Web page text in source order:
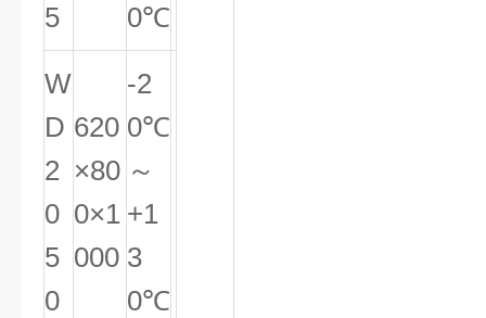
5
0℃
W
D
2
0
5
0
620
×80
0×1
000
-2
0℃
～
+1
3
0℃